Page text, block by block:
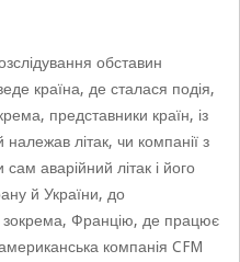
обставин
країна, де сталася подія,
представники країн, із
належав літак, чи компанії з
аварійний літак і його
й України, до
зокрема, Францію, де працює
компанія CFM